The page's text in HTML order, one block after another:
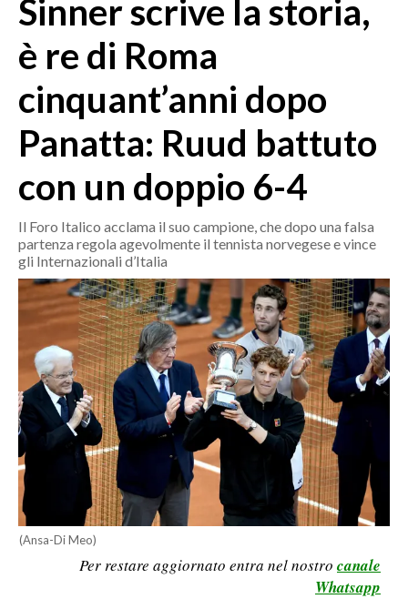
MEDIO CAMPIDANO
SASSARI E PROVINCIA
GALLURA
NUORO E PROVINCIA
OGLIASTRA
ITALIA
MONDO
POLITICA
ECONOMIA
SERVIZI ALLE IMPRESE
LAVORO
BANDI
SPORT IN SARDEGNA
SPORT
Sinner scrive la storia,
è re di Roma
cinquant’anni dopo
Panatta: Ruud battuto
con un doppio 6-4
Il Foro Italico acclama il suo campione, che dopo una falsa
partenza regola agevolmente il tennista norvegese e vince
gli Internazionali d’Italia
(Ansa-Di Meo)
Per restare aggiornato entra nel nostro canale
Whatsapp